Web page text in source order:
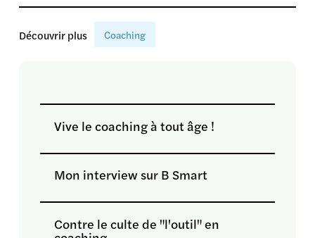
Découvrir plus Coaching
Vive le coaching à tout âge !
Mon interview sur B Smart
Contre le culte de "l'outil" en